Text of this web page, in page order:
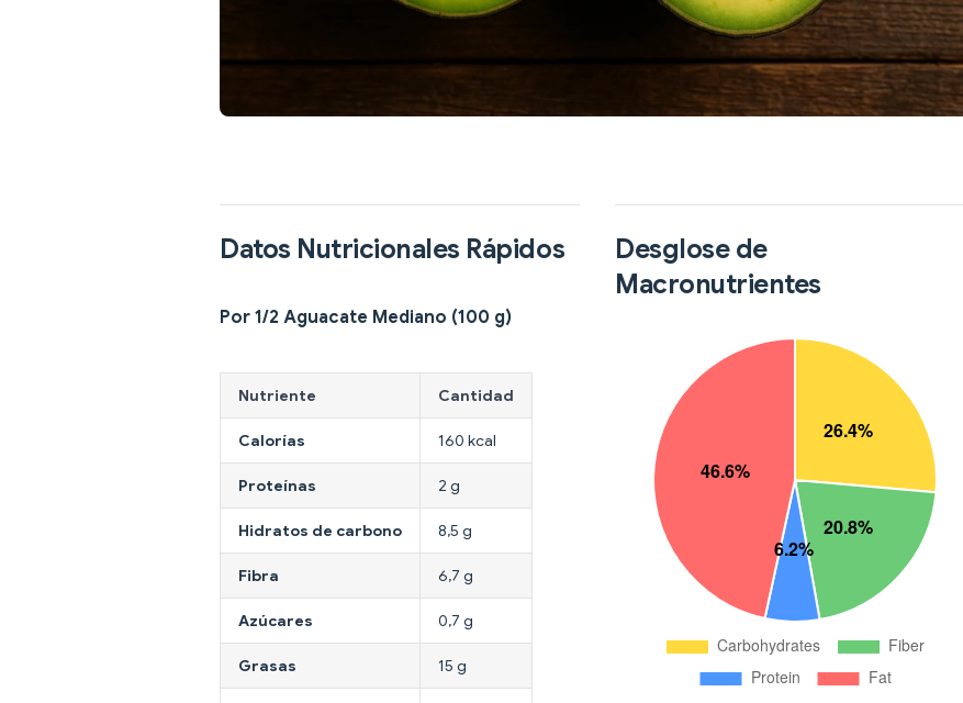
Datos Nutricionales Rápidos
Por 1/2 Aguacate Mediano (100 g)
Nutriente Cantidad
Calorías 160 kcal
Proteínas 2 g
Hidratos de carbono 8,5 g
Fibra 6,7 g
Azúcares 0,7 g
Grasas 15 g
Desglose de
Macronutrientes